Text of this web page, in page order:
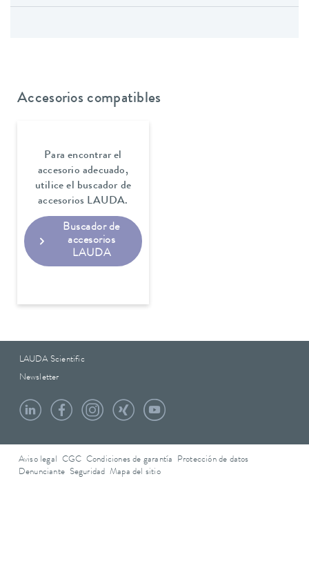
Accesorios compatibles
Para encontrar el
accesorio adecuado,
utilice el buscador de
accesorios LAUDA.
Buscador de
accesorios
LAUDA
LAUDA Scientific
Newsletter
Aviso legal CGC Condiciones de garantía
Protección de datos
Denunciante Seguridad Mapa del sitio